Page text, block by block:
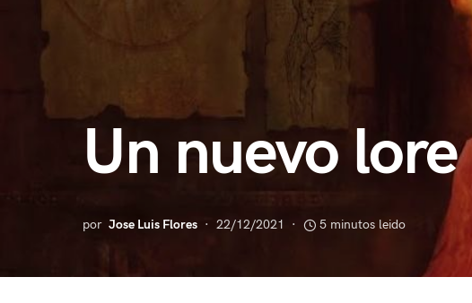
Un nuevo
por Jose Luis Flores 22/12/2021 5 minutos leido